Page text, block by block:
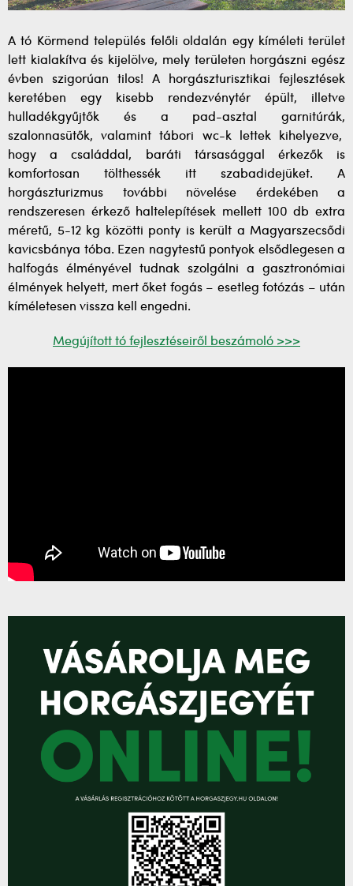
A tó Körmend település felőli oldalán egy kíméleti terület
lett kialakítva és kijelölve, mely területen horgászni egész
évben szigorúan tilos! A horgászturisztikai fejlesztések
keretében egy kisebb rendezvénytér épült, illetve
hulladékgyűjtők és a pad-asztal garnitúrák,
szalonnasütők, valamint tábori wc-k lettek kihelyezve,
hogy a családdal, baráti társasággal érkezők is
komfortosan tölthessék itt szabadidejüket. A
horgászturizmus további növelése érdekében a
rendszeresen érkező haltelepítések mellett 100 db extra
méretű, 5-12 kg közötti ponty is került a Magyarszecsődi
kavicsbánya tóba. Ezen nagytestű pontyok elsődlegesen a
halfogás élményével tudnak szolgálni a gasztronómiai
élmények helyett, mert őket fogás – esetleg fotózás – után
kíméletesen vissza kell engedni.
Megújított tó fejlesztéseiről beszámoló >>>